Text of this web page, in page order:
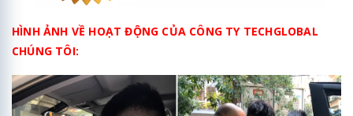
HÌNH ẢNH VỀ HOẠT ĐỘNG CỦA CÔNG TY TECHGLOBAL
CHÚNG TÔI: